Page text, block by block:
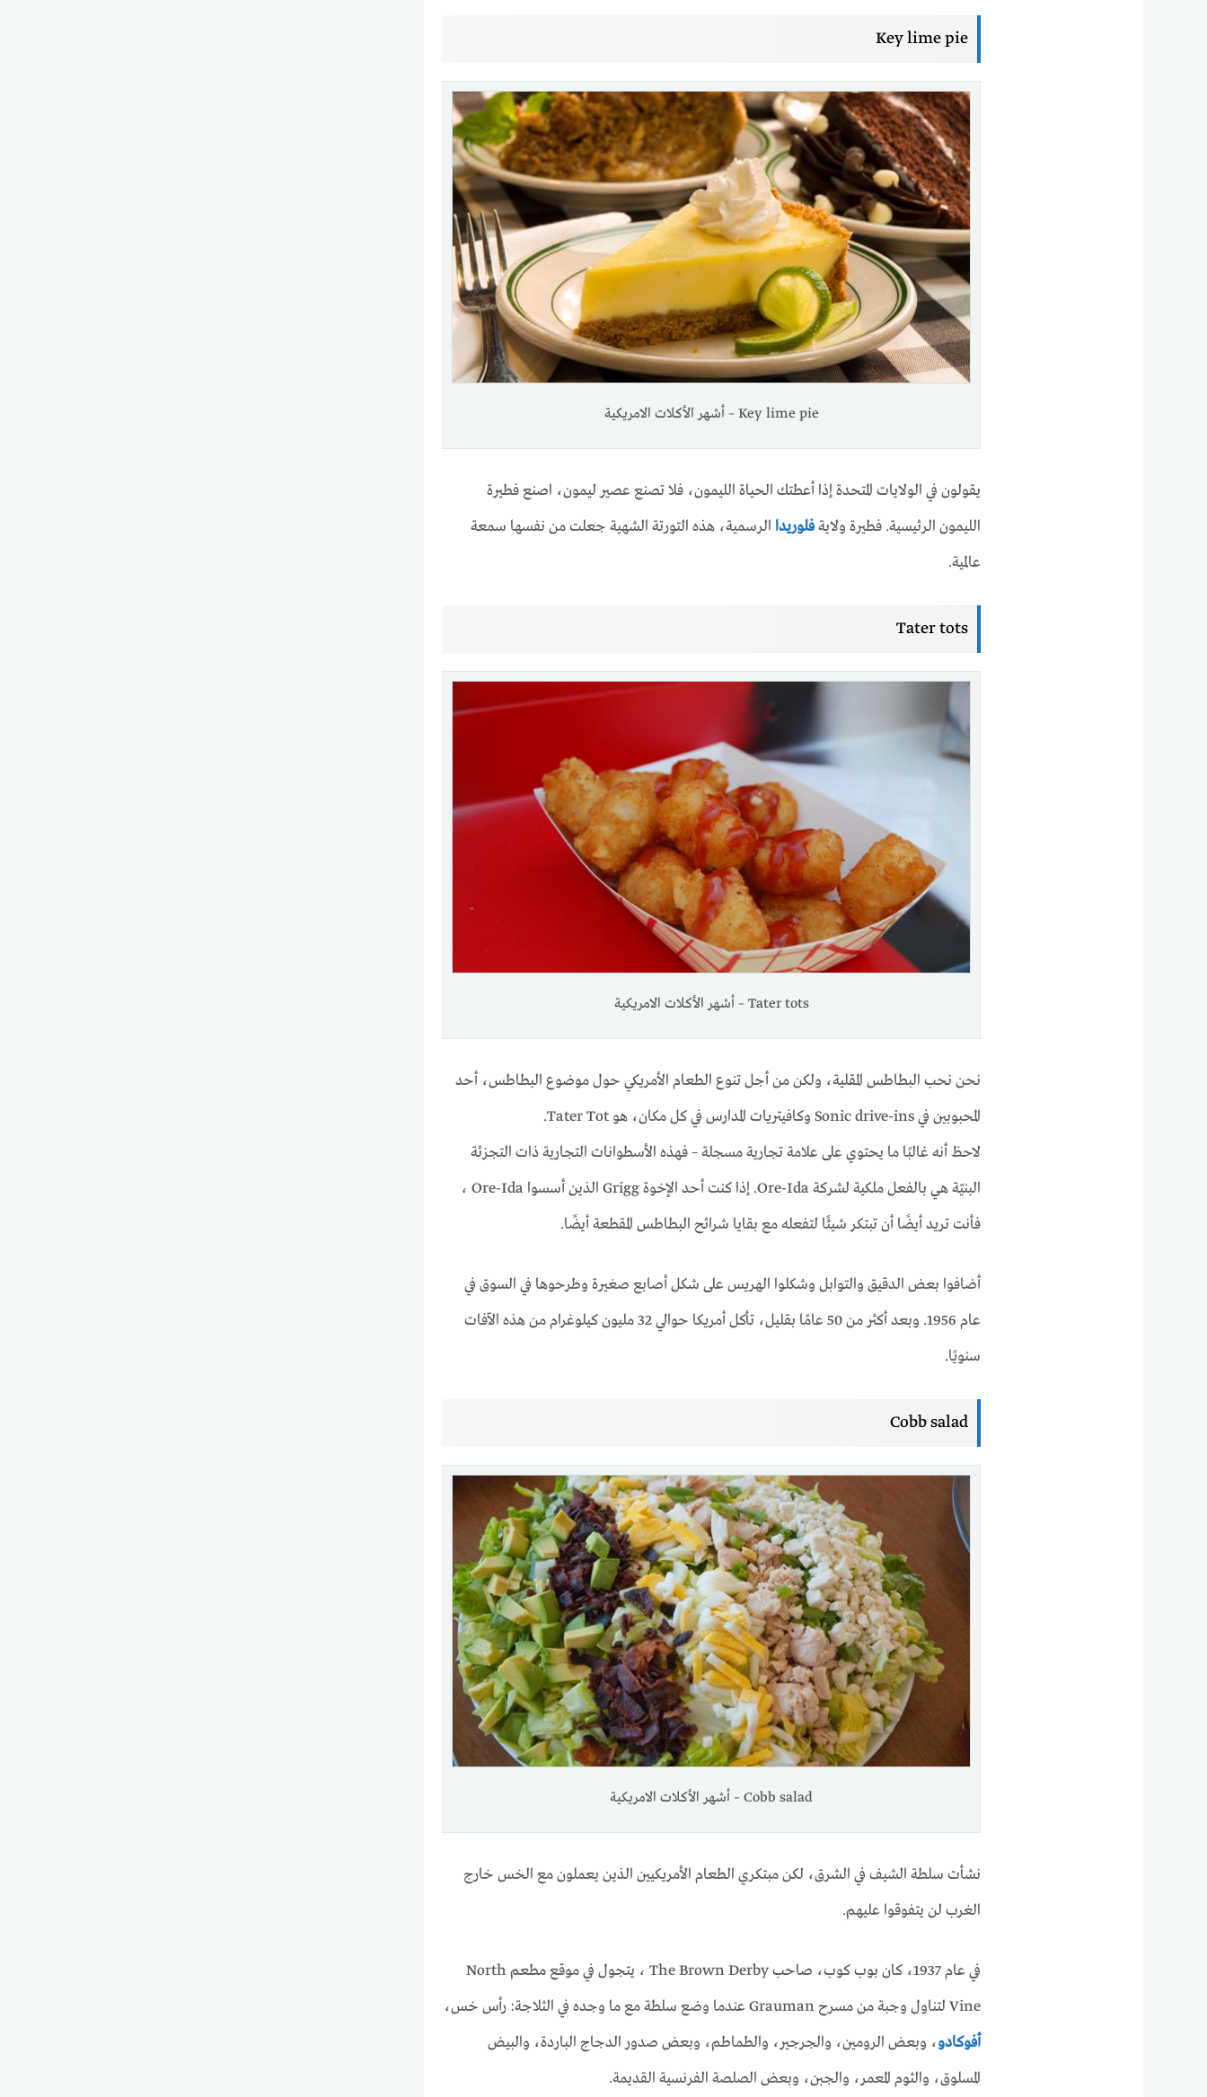
Key lime pie
Key lime pie – أشهر الأكلات الامريكية
يقولون في الولايات المتحدة إذا أعطتك الحياة الليمون، فلا تصنع عصير ليمون، اصنع فطيرة
الليمون الرئيسية. فطيرة ولايةفلوريدا الرسمية، هذه التورتة الشهية جعلت من نفسها سمعة
عالمية.
Tater tots
Tater tots – أشهر الأكلات الامريكية
نحن نحب البطاطس المقلية، ولكن من أجل تنوع الطعام الأمريكي حول موضوع البطاطس، أحد
المحبوبين في Sonic drive-ins وكافيتريات المدارس في كل مكان، هو Tater Tot.
لاحظ أنه غالبًا ما يحتوي على علامة تجارية مسجلة – فهذه الأسطوانات التجارية ذات التجزئة
البنيّة هي بالفعل ملكية لشركة Ore-Ida. إذا كنت أحد الإخوة Grigg الذين أسسوا Ore-Ida ،
فأنت تريد أيضًا أن تبتكر شيئًا لتفعله مع بقايا شرائح البطاطس المقطعة أيضًا.
أضافوا بعض الدقيق والتوابل وشكلوا الهريس على شكل أصابع صغيرة وطرحوها في السوق في
عام 1956. وبعد أكثر من 50 عامًا بقليل، تأكل أمريكا حوالي 32 مليون كيلوغرام من هذه الآفات
سنويًا.
Cobb salad
Cobb salad – أشهر الأكلات الامريكية
نشأت سلطة الشيف في الشرق، لكن مبتكري الطعام الأمريكيين الذين يعملون مع الخس خارج
الغرب لن يتفوقوا عليهم.
في عام 1937، كان بوب كوب، صاحب The Brown Derby ، يتجول في موقع مطعم North
Vine لتناول وجبة من مسرح Grauman عندما وضع سلطة مع ما وجده في الثلاجة: رأس خس،
أفوكادو، وبعض الرومين، والجرجير، والطماطم، وبعض صدور الدجاج الباردة، والبيض
المسلوق، والثوم المعمر، والجبن، وبعض الصلصة الفرنسية القديمة.